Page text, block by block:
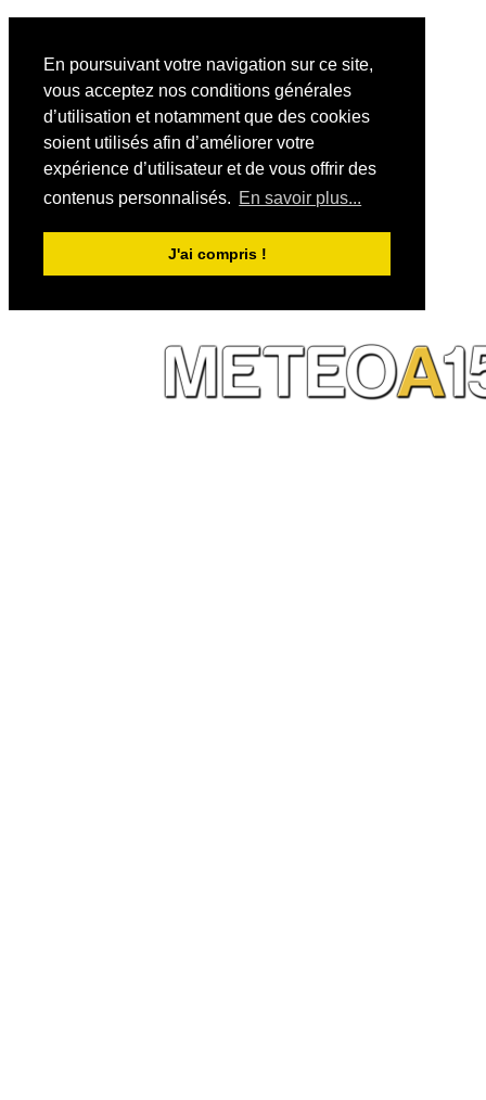
En poursuivant votre navigation sur ce site,
vous acceptez nos conditions générales
d’utilisation et notamment que des cookies
soient utilisés afin d’améliorer votre
expérience d’utilisateur et de vous offrir des
contenus personnalisés. En savoir plus...
J'ai compris !